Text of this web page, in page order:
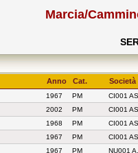
Marcia/
Anno Cat. Società
1967 PM
CI001
2002 PM
CI001
1968 PM
CI001
1967 PM
CI001
1967 PM
NU001